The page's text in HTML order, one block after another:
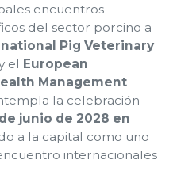
encuentros
del sector porcino a
Pig Veterinary
el European
Management
la celebración
junio de 2028 en
a la capital como uno
internacionales